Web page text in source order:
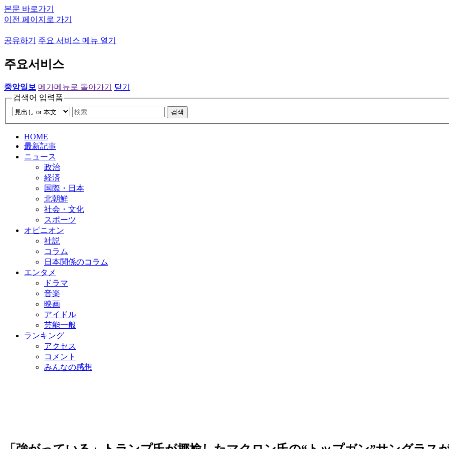
본문 바로가기
이전 페이지로 가기
공유하기 주요 서비스 메뉴 열기
주요서비스
중앙일보 메가메뉴로 돌아가기
닫기
검색어 입력폼
검색
HOME
最新記事
ニュース
政治
経済
国際・日本
北朝鮮
社会・文化
スポーツ
オピニオン
社説
コラム
日本関係のコラム
エンタメ
ドラマ
音楽
映画
アイドル
芸能一般
ランキング
アクセス
コメント
みんなの感想